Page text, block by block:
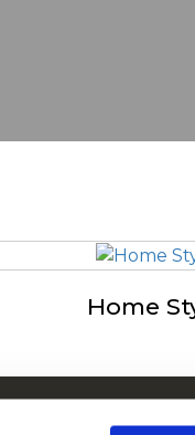
Home
en Europa